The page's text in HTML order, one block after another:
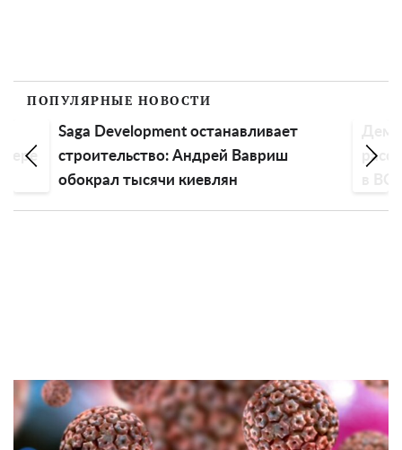
ПОПУЛЯРНЫЕ НОВОСТИ
Saga Development останавливает
строительство: Андрей Вавриш
обокрал тысячи киевлян